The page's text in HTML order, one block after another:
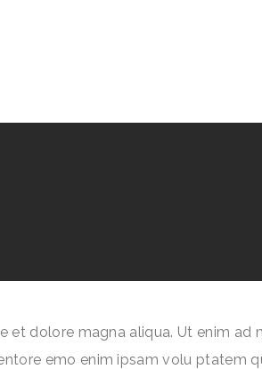
dolore magna aliqua. Ut enim ad
emo enim ipsam volu ptatem